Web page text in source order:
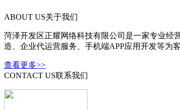
ABOUT US关于我们
菏泽开发区正耀网络科技有限公司是一家专业经
造、企业代运营服务、手机端APP应用开发等为
查看更多>>
CONTACT US联系我们